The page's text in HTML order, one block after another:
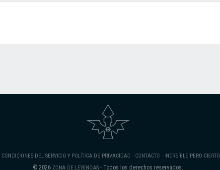
CONDICIONES DEL SERVICIO Y POLÍTICA DE PRIVACIDAD · CONTACTO · INCREÍBLE PERO CIERTO
© 2026 ZONA DE LEYENDAS- Todos los derechos reservados.